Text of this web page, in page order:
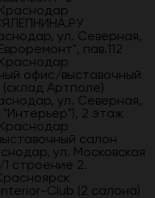
Краснодар
ул. Северная,
пав.112
Краснодар
офис/выставочный
Артполе)
ул. Северная,
2 этаж
Краснодар
салон
ул. Московская
1 строение 2.
Club (2 салона)